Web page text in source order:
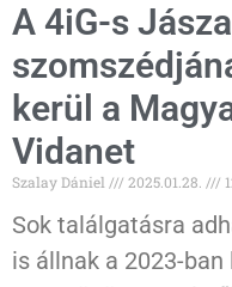
A 4iG-s
kerül a
Vidanet
Szalay Dániel 2025.01.28.
Sok találgatásra
is állnak a 2023-